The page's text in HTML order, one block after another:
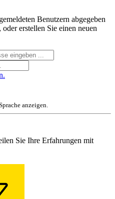
Benutzern abgegeben
erstellen Sie einen neuen
anzeigen.
Sie Ihre Erfahrungen mit